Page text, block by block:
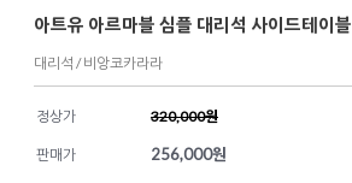
아트유 아르마블 심플 대리석 사이드테이블
대리석 / 비앙코카라라
정상가 320,000원
판매가 256,000원